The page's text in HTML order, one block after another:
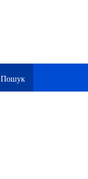
Пошук